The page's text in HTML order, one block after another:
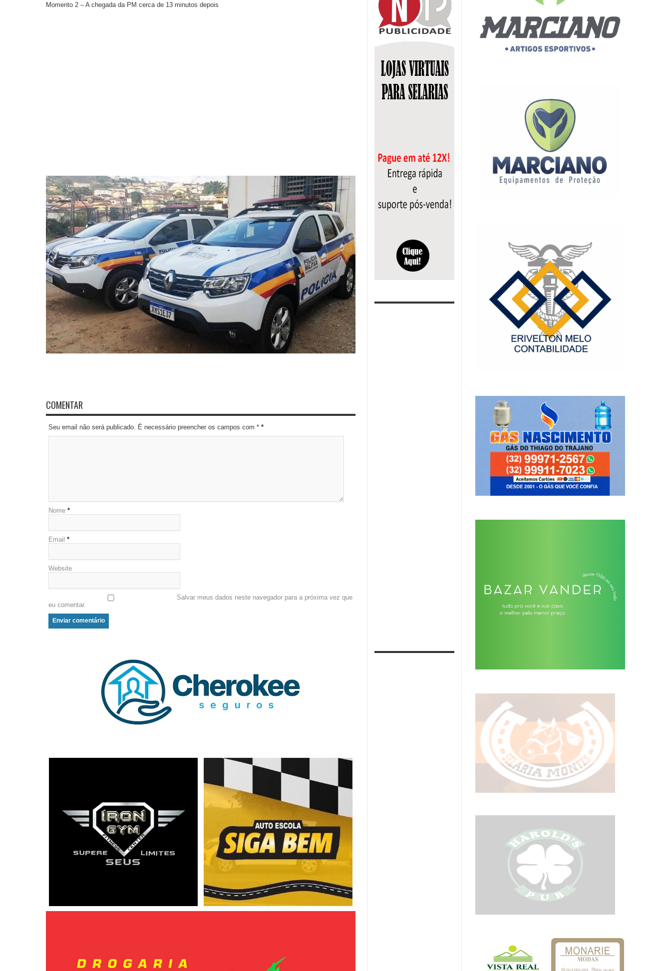
Momento 2 – A chegada da PM cerca de 13 minutos depois
COMENTAR
Seu email não será publicado. É necessário preencher os campos com * *
Nome *
Email *
Website
Salvar meus dados neste navegador para a próxima vez que
eu comentar.